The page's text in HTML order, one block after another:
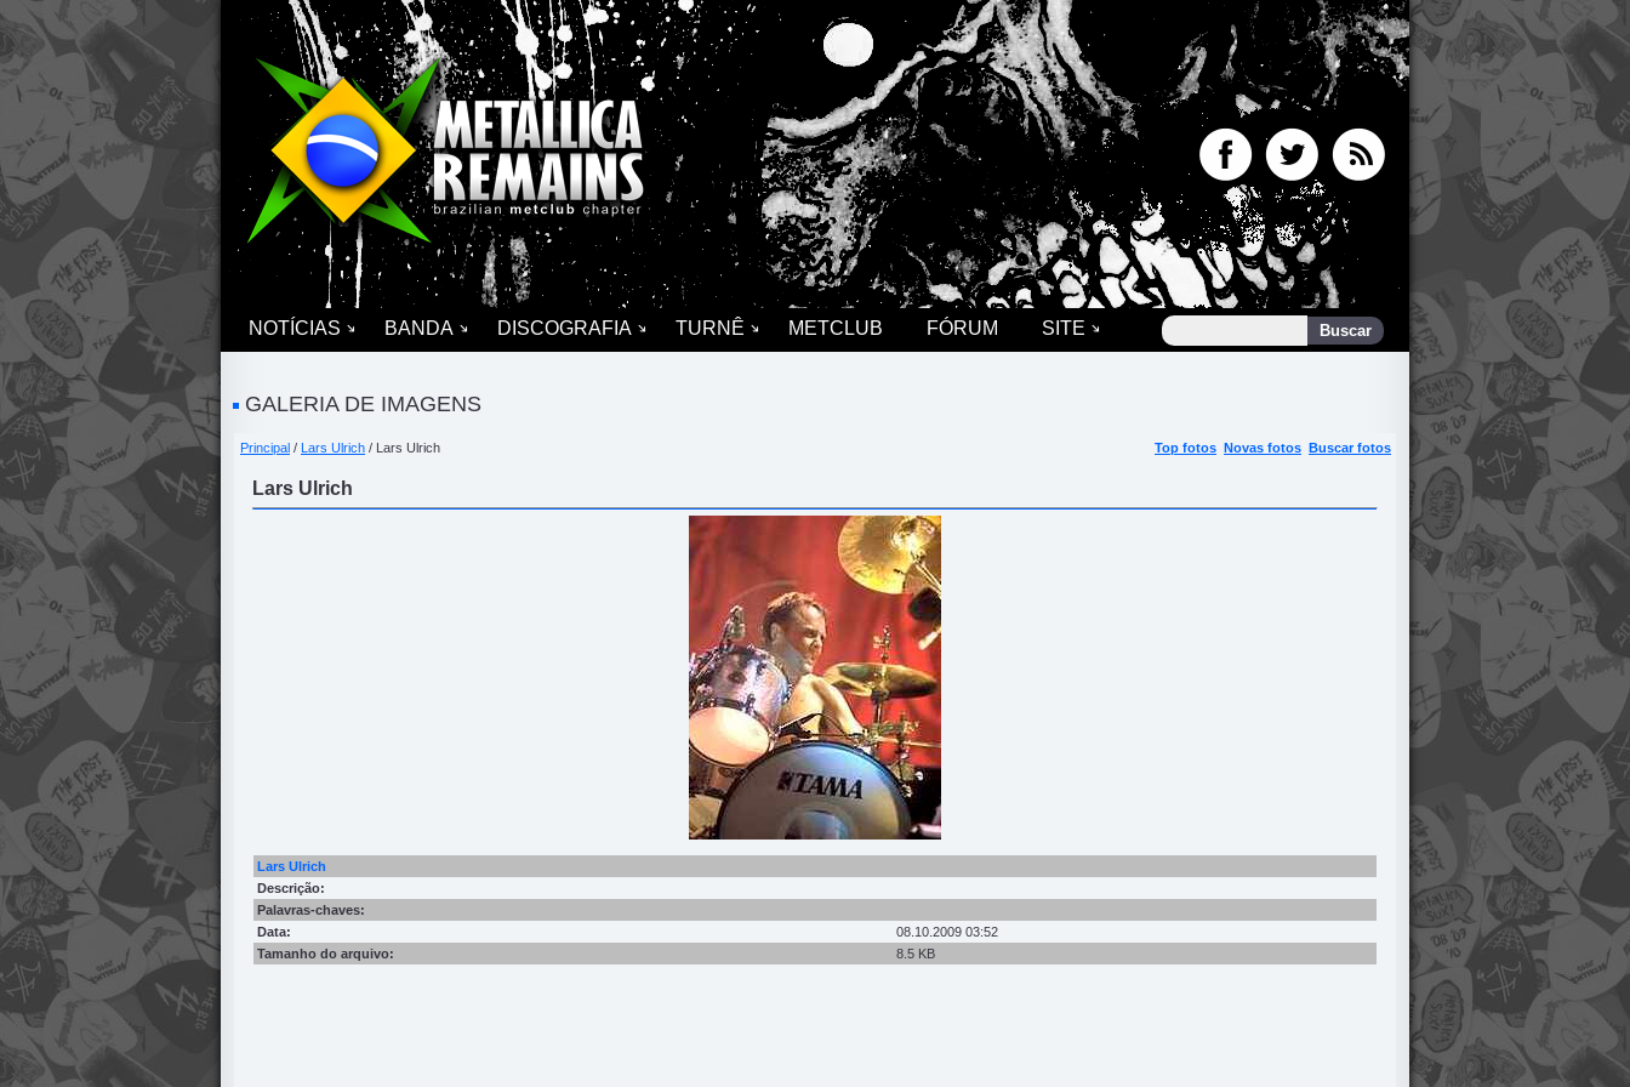
NOTÍCIAS BANDA DISCOGRAFIA TURNÊ METCLUB FÓRUM SITE
GALERIA DE IMAGENS
Principal / Lars Ulrich / Lars Ulrich Top fotos Novas fotos Buscar fotos
Lars Ulrich
Lars Ulrich
Descrição:
Palavras-chaves:
Data:
08.10.2009 03:52
Tamanho do arquivo:
8.5 KB